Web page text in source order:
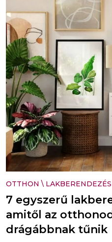
OTTHON \ LAKBERENDEZÉS
7 egyszerű
amitől az
drágábbnak tűnik